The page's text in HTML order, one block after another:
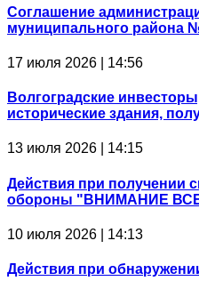
Соглашение
муниципального района
17 июля 2026 | 14:56
Волгоградские
исторические здания,
13 июля 2026 | 14:15
Действия при получении
обороны "ВНИМАНИЕ
10 июля 2026 | 14:13
Действия при